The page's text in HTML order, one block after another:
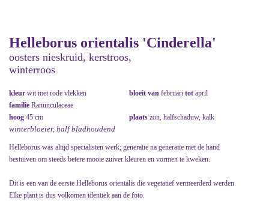
Helleborus orientalis 'Cinderella'
oosters nieskruid, kerstroos,
winterroos
kleur wit met rode vlekken bloeit van februari tot april
familie Ranunculaceae
hoog 45 cm plaats zon, halfschaduw, kalk
winterbloeier, half bladhoudend
Helleborus was altijd specialisten werk; generatie na generatie met de hand
bestuiven om steeds betere mooie zuiver kleuren en vormen te kweken.
Dit is een van de eerste Helleborus orientalis die vegetatief vermeerderd werden.
Elke plant is dus volkomen identiek aan de foto.